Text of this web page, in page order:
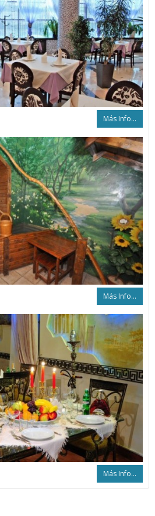
Más Info...
Más Info...
Más Info...